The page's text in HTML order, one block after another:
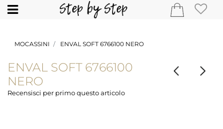
Open
MOCASSINI ENVAL SOFT 6766100 NERO
ENVAL SOFT 6766100
NERO
Recensisci per primo questo articolo